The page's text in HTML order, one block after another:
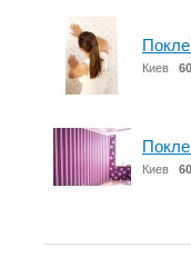
Киев
Киев